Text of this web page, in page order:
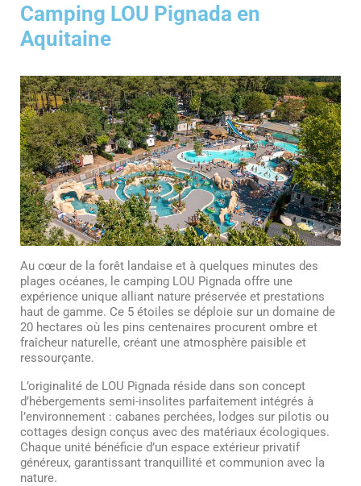
Camping LOU Pignada en
Aquitaine
Au cœur de la forêt landaise et à quelques minutes des
plages océanes, le camping LOU Pignada offre une
expérience unique alliant nature préservée et prestations
haut de gamme. Ce 5 étoiles se déploie sur un domaine de
20 hectares où les pins centenaires procurent ombre et
fraîcheur naturelle, créant une atmosphère paisible et
ressourçante.
L’originalité de LOU Pignada réside dans son concept
d’hébergements semi-insolites parfaitement intégrés à
l’environnement : cabanes perchées, lodges sur pilotis ou
cottages design conçus avec des matériaux écologiques.
Chaque unité bénéficie d’un espace extérieur privatif
généreux, garantissant tranquillité et communion avec la
nature.